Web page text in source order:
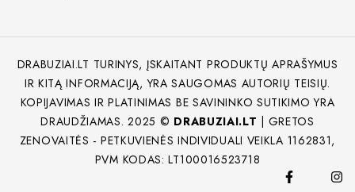
DRABUZIAI.LT TURINYS, ĮSKAITANT PRODUKTŲ APRAŠYMUS
IR KITĄ INFORMACIJĄ, YRA SAUGOMAS AUTORIŲ TEISIŲ.
KOPIJAVIMAS IR PLATINIMAS BE SAVININKO SUTIKIMO YRA
DRAUDŽIAMAS. 2025 © DRABUZIAI.LT | GRETOS
ZENOVAITĖS - PETKUVIENĖS INDIVIDUALI VEIKLA 1162831,
PVM KODAS: LT100016523718